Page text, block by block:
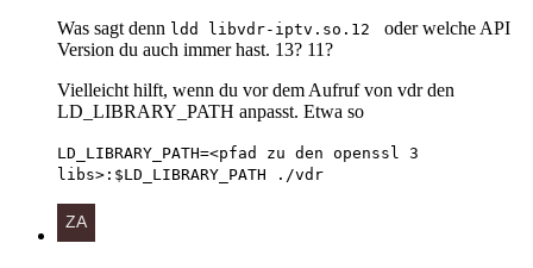
Was sagt denn ldd libvdr-iptv.so.12
oder welche API
Version du auch immer hast. 13? 11?
Vielleicht hilft, wenn du vor dem Aufruf von vdr den
LD_LIBRARY_PATH anpasst. Etwa so
LD_LIBRARY_PATH=<pfad zu den openssl 3
libs>:$LD_LIBRARY_PATH ./vdr